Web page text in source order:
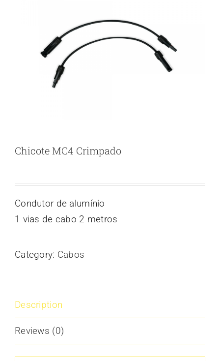
Chicote MC4 Crimpado
Condutor de alumínio
1 vias de cabo 2 metros
Category: Cabos
Description
Reviews (0)